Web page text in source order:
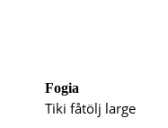
Fogia
Tiki fåtölj large